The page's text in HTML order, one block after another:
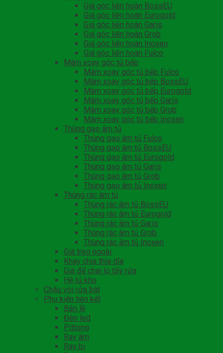
Giá góc liên hoàn BossEU
Giá góc liên hoàn Eurogold
Giá góc liên hoàn Garis
Giá góc liên hoàn Grob
Giá góc liên hoàn Inoxen
Giá góc liên hoàn Fulco
Mâm xoay góc tủ bếp
Mâm xoay góc tủ bếp Fulco
Mâm xoay góc tủ bếp BossEU
Mâm xoay góc tủ bếp Eurogold
Mâm xoay góc tủ bếp Garis
Mâm xoay góc tủ bếp Grob
Mâm xoay góc tủ bếp Inoxen
Thùng gạo âm tủ
Thùng gạo âm tủ Fulco
Thùng gạo âm tủ BossEU
Thùng gạo âm tủ Eurogold
Thùng gạo âm tủ Garis
Thùng gạo âm tủ Grob
Thùng gạo âm tủ Inoxen
Thùng rác âm tủ
Thùng rác âm tủ BossEU
Thùng rác âm tủ Eurogold
Thùng rác âm tủ Garis
Thùng rác âm tủ Grob
Thùng rác âm tủ Inoxen
Giá treo ngoài
Khay chia thìa dĩa
Giá để chai lọ tẩy rửa
Hệ tủ kho
Chậu vòi rửa bát
Phụ kiện liên kết
Bản lề
Đèn led
Pittong
Ray âm
Ray bi